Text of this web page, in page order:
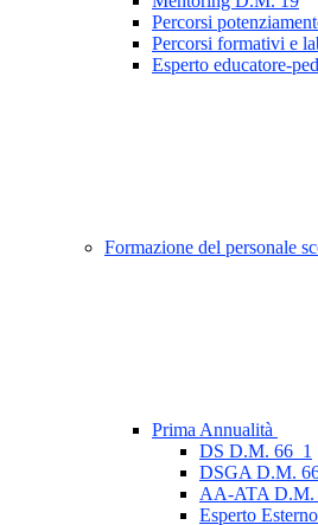
Percorsi
Percorsi formativi e
Esperto educatore-
Formazione del personale
Prima Annualità
DS D.M. 66_1
DSGA D.M.
AA-ATA D.M.
Esperto